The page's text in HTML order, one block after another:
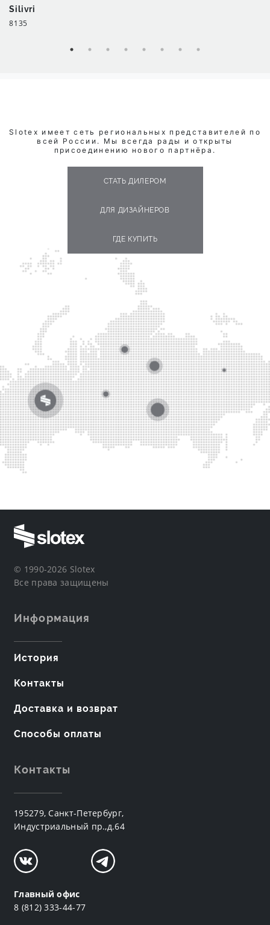
Silivri
8135
Slotex имеет сеть региональных представителей по
всей России. Мы всегда рады и открыты
присоединению нового партнёра.
СТАТЬ ДИЛЕРОМ
ДЛЯ ДИЗАЙНЕРОВ
ГДЕ КУПИТЬ
© 1990-2026 Slotex
Все права защищены
Информация
История
Контакты
Доставка и возврат
Способы оплаты
Контакты
195279, Санкт-Петербург,
Индустриальный пр.,д.64
Главный офис
8 (812) 333-44-77